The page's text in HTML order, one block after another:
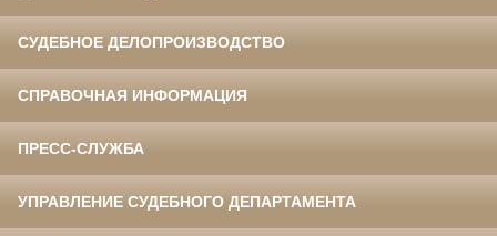
СУДЕБНОЕ ДЕЛОПРОИЗВОДСТВО
СПРАВОЧНАЯ ИНФОРМАЦИЯ
ПРЕСС-СЛУЖБА
УПРАВЛЕНИЕ СУДЕБНОГО ДЕПАРТАМЕНТА